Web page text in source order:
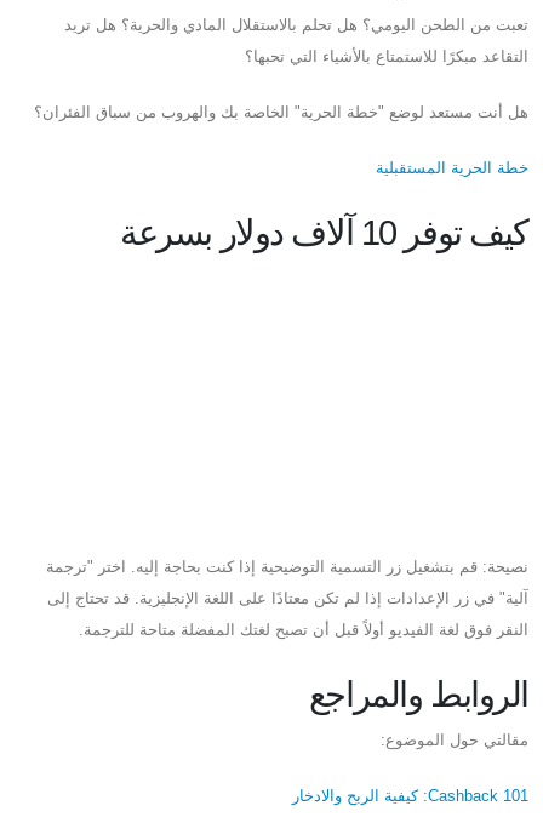
تعبت من الطحن اليومي؟ هل تحلم بالاستقلال المادي والحرية؟ هل تريد
التقاعد مبكرًا للاستمتاع بالأشياء التي تحبها؟
هل أنت مستعد لوضع "خطة الحرية" الخاصة بك والهروب من سباق الفئران؟
خطة الحرية المستقبلية
كيف توفر 10 آلاف دولار بسرعة
نصيحة: قم بتشغيل زر التسمية التوضيحية إذا كنت بحاجة إليه. اختر "ترجمة
آلية" في زر الإعدادات إذا لم تكن معتادًا على اللغة الإنجليزية. قد تحتاج إلى
النقر فوق لغة الفيديو أولاً قبل أن تصبح لغتك المفضلة متاحة للترجمة.
الروابط والمراجع
مقالتي حول الموضوع:
Cashback 101: كيفية الربح والادخار